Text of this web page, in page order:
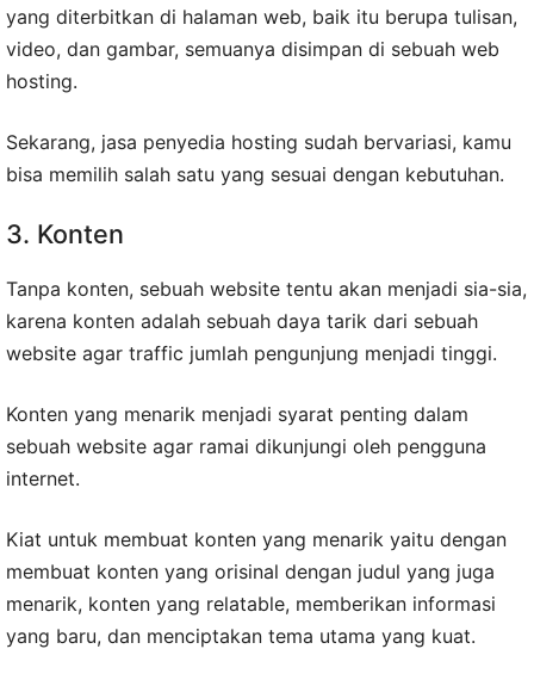
yang diterbitkan di halaman web, baik itu berupa tulisan,
video, dan gambar, semuanya disimpan di sebuah web
hosting.
Sekarang, jasa penyedia hosting sudah bervariasi, kamu
bisa memilih salah satu yang sesuai dengan kebutuhan.
3. Konten
Tanpa konten, sebuah website tentu akan menjadi sia-sia,
karena konten adalah sebuah daya tarik dari sebuah
website agar traffic jumlah pengunjung menjadi tinggi.
Konten yang menarik menjadi syarat penting dalam
sebuah website agar ramai dikunjungi oleh pengguna
internet.
Kiat untuk membuat konten yang menarik yaitu dengan
membuat konten yang orisinal dengan judul yang juga
menarik, konten yang relatable, memberikan informasi
yang baru, dan menciptakan tema utama yang kuat.